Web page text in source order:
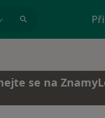
se na